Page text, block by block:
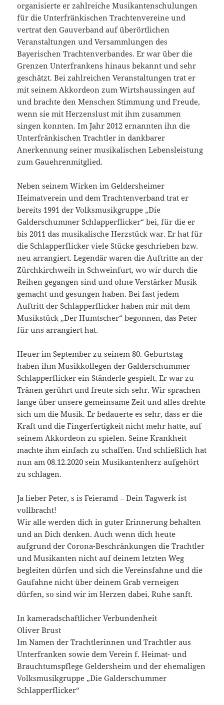
organisierte er zahlreiche Musikantenschulungen
für die Unterfränkischen Trachtenvereine und
vertrat den Gauverband auf überörtlichen
Veranstaltungen und Versammlungen des
Bayerischen Trachtenverbandes. Er war über die
Grenzen Unterfrankens hinaus bekannt und sehr
geschätzt. Bei zahlreichen Veranstaltungen trat er
mit seinem Akkordeon zum Wirtshaussingen auf
und brachte den Menschen Stimmung und Freude,
wenn sie mit Herzenslust mit ihm zusammen
singen konnten. Im Jahr 2012 ernannten ihn die
Unterfränkischen Trachtler in dankbarer
Anerkennung seiner musikalischen Lebensleistung
zum Gauehrenmitglied.
Neben seinem Wirken im Geldersheimer
Heimatverein und dem Trachtenverband trat er
bereits 1991 der Volksmusikgruppe „Die
Galderschummer Schlapperflicker“ bei, für die er
bis 2011 das musikalische Herzstück war. Er hat für
die Schlapperflicker viele Stücke geschrieben bzw.
neu arrangiert. Legendär waren die Auftritte an der
Zürchkirchweih in Schweinfurt, wo wir durch die
Reihen gegangen sind und ohne Verstärker Musik
gemacht und gesungen haben. Bei fast jedem
Auftritt der Schlapperflicker haben mir mit dem
Musikstück „Der Humtscher“ begonnen, das Peter
für uns arrangiert hat.
Heuer im September zu seinem 80. Geburtstag
haben ihm Musikkollegen der Galderschummer
Schlapperflicker ein Ständerle gespielt. Er war zu
Tränen gerührt und freute sich sehr. Wir sprachen
lange über unsere gemeinsame Zeit und alles drehte
sich um die Musik. Er bedauerte es sehr, dass er die
Kraft und die Fingerfertigkeit nicht mehr hatte, auf
seinem Akkordeon zu spielen. Seine Krankheit
machte ihm einfach zu schaffen. Und schließlich hat
nun am 08.12.2020 sein Musikantenherz aufgehört
zu schlagen.
Ja lieber Peter, s is Feieramd – Dein Tagwerk ist
vollbracht!
Wir alle werden dich in guter Erinnerung behalten
und an Dich denken. Auch wenn dich heute
aufgrund der Corona-Beschränkungen die Trachtler
und Musikanten nicht auf deinem letzten Weg
begleiten dürfen und sich die Vereinsfahne und die
Gaufahne nicht über deinem Grab verneigen
dürfen, so sind wir im Herzen dabei. Ruhe sanft.
In kameradschaftlicher Verbundenheit
Oliver Brust
Im Namen der Trachtlerinnen und Trachtler aus
Unterfranken sowie dem Verein f. Heimat- und
Brauchtumspflege Geldersheim und der ehemaligen
Volksmusikgruppe „Die Galderschummer
Schlapperflicker“